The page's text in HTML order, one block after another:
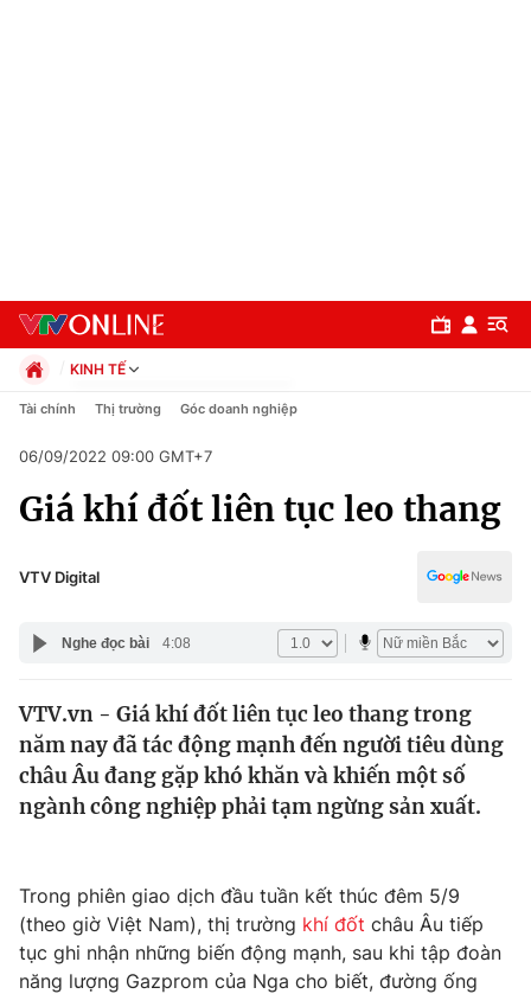
Chuyên mục
Y tế
Thế giới
Thế giới đó đây
Câu chuyện quốc tế
Tài chính
Thị trường
Dữ liệu và đời sống
KINH TẾ
Chính trị
Pháp luật
Kinh tế
Thể thao
Văn hóa - Giải trí
Đời sống
Giáo dục
Tài chính Thị trường Góc doanh nghiệp
06/09/2022 09:00 GMT+7
Giá khí đốt liên tục leo thang
VTV Digital
Nghe đọc bài 4:08
VTV.vn - Giá khí đốt liên tục leo thang trong
năm nay đã tác động mạnh đến người tiêu dùng
châu Âu đang gặp khó khăn và khiến một số
ngành công nghiệp phải tạm ngừng sản xuất.
Trong phiên giao dịch đầu tuần kết thúc đêm 5/9
(theo giờ Việt Nam), thị trường khí đốt châu Âu tiếp
tục ghi nhận những biến động mạnh, sau khi tập đoàn
năng lượng Gazprom của Nga cho biết, đường ống